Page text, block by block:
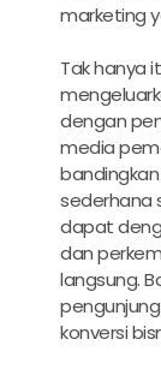
marketing
Tak hanya
dengan
media
sederhana
dapat
dan
langsung.
konversi